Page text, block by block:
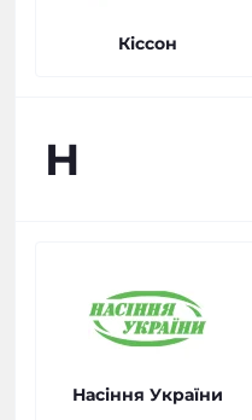
Кіссон
Н
Насіння України